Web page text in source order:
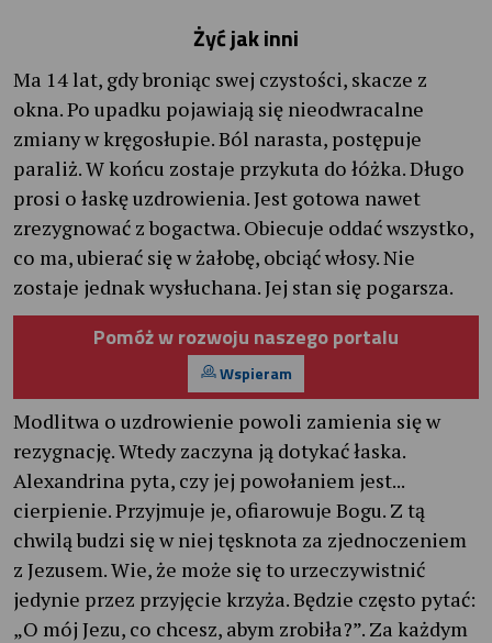
Żyć jak inni
Ma 14 lat, gdy broniąc swej czystości, skacze z
okna. Po upadku pojawiają się nieodwracalne
zmiany w kręgosłupie. Ból narasta, postępuje
paraliż. W końcu zostaje przykuta do łóżka. Długo
prosi o łaskę uzdrowienia. Jest gotowa nawet
zrezygnować z bogactwa. Obiecuje oddać wszystko,
co ma, ubierać się w żałobę, obciąć włosy. Nie
zostaje jednak wysłuchana. Jej stan się pogarsza.
Pomóż w rozwoju naszego portalu
Wspieram
Modlitwa o uzdrowienie powoli zamienia się w
rezygnację. Wtedy zaczyna ją dotykać łaska.
Alexandrina pyta, czy jej powołaniem jest...
cierpienie. Przyjmuje je, ofiarowuje Bogu. Z tą
chwilą budzi się w niej tęsknota za zjednoczeniem
z Jezusem. Wie, że może się to urzeczywistnić
jedynie przez przyjęcie krzyża. Będzie często pytać:
„O mój Jezu, co chcesz, abym zrobiła?”. Za każdym